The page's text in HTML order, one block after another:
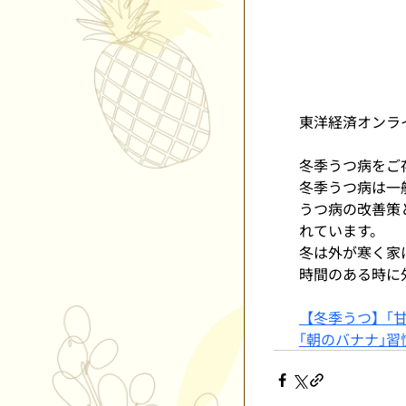
東洋経済オン
冬季うつ病を
冬季うつ病は
うつ病の改善
れています。
冬は外が寒く
時間のある時
【冬季うつ】
｢朝のバナナ｣